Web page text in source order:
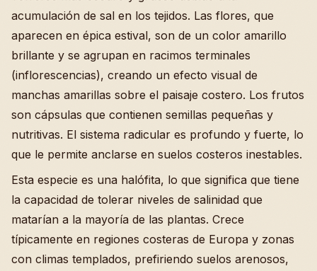
acumulación de sal en los tejidos. Las flores, que
aparecen en épica estival, son de un color amarillo
brillante y se agrupan en racimos terminales
(inflorescencias), creando un efecto visual de
manchas amarillas sobre el paisaje costero. Los frutos
son cápsulas que contienen semillas pequeñas y
nutritivas. El sistema radicular es profundo y fuerte, lo
que le permite anclarse en suelos costeros inestables.
Esta especie es una halófita, lo que significa que tiene
la capacidad de tolerar niveles de salinidad que
matarían a la mayoría de las plantas. Crece
típicamente en regiones costeras de Europa y zonas
con climas templados, prefiriendo suelos arenosos,